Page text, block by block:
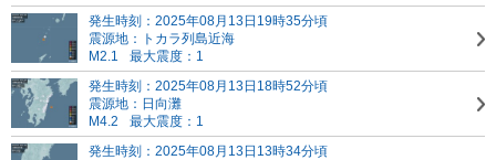
発生時刻：2025年08月13日19時35分頃
震源地：トカラ列島近海
M2.1
最大震度：1
発生時刻：2025年08月13日18時52分頃
震源地：日向灘
M4.2
最大震度：1
発生時刻：2025年08月13日13時34分頃